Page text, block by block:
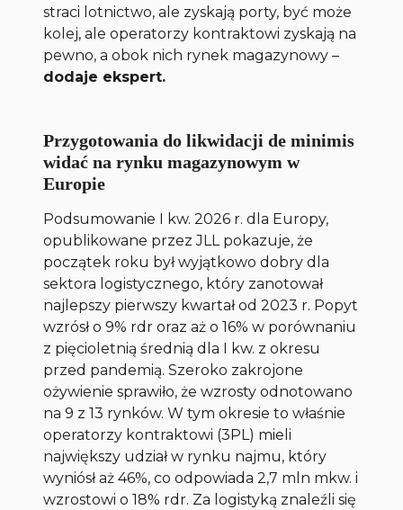
straci lotnictwo, ale zyskają porty, być może
kolej, ale operatorzy kontraktowi zyskają na
pewno, a obok nich rynek magazynowy –
dodaje ekspert.
Przygotowania do likwidacji de minimis
widać na rynku magazynowym w
Europie
Podsumowanie I kw. 2026 r. dla Europy,
opublikowane przez JLL pokazuje, że
początek roku był wyjątkowo dobry dla
sektora logistycznego, który zanotował
najlepszy pierwszy kwartał od 2023 r. Popyt
wzrósł o 9% rdr oraz aż o 16% w porównaniu
z pięcioletnią średnią dla I kw. z okresu
przed pandemią. Szeroko zakrojone
ożywienie sprawiło, że wzrosty odnotowano
na 9 z 13 rynków. W tym okresie to właśnie
operatorzy kontraktowi (3PL) mieli
największy udział w rynku najmu, który
wyniósł aż 46%, co odpowiada 2,7 mln mkw. i
wzrostowi o 18% rdr. Za logistyką znaleźli się